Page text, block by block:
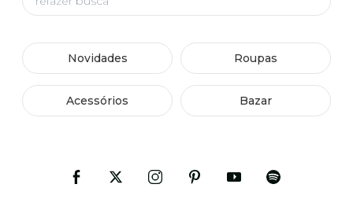
Novidades Roupas
Acessórios Bazar